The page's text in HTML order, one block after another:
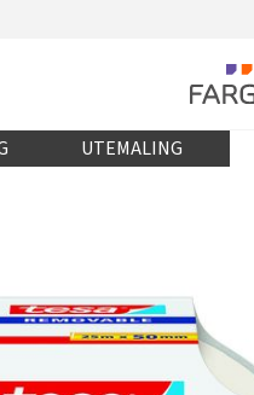
UTEMALING